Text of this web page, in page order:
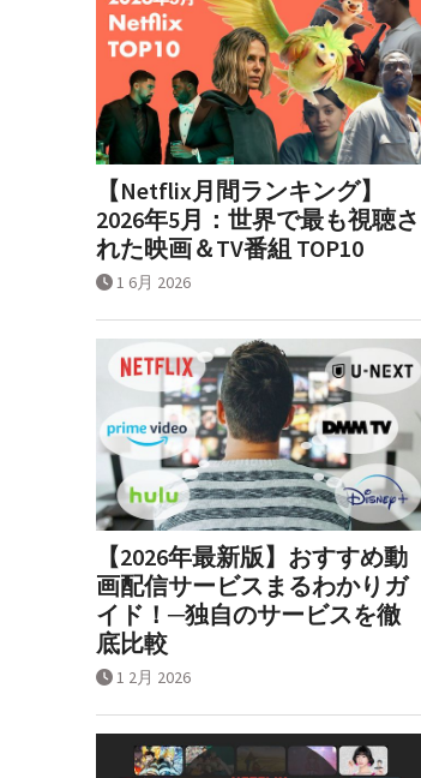
【Netflix月間ランキング】
2026年5月：世界で最も視聴さ
れた映画＆TV番組 TOP10
1 6月 2026
【2026年最新版】おすすめ動
画配信サービスまるわかりガ
イド！─独自のサービスを徹
底比較
1 2月 2026